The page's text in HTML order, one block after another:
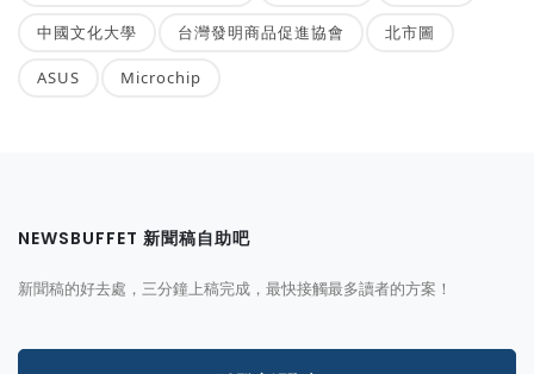
中國文化大學 台灣發明商品促進協會 北市圖
ASUS Microchip
NEWSBUFFET 新聞稿自助吧
新聞稿的好去處，三分鐘上稿完成，最快接觸最多讀者的方案！